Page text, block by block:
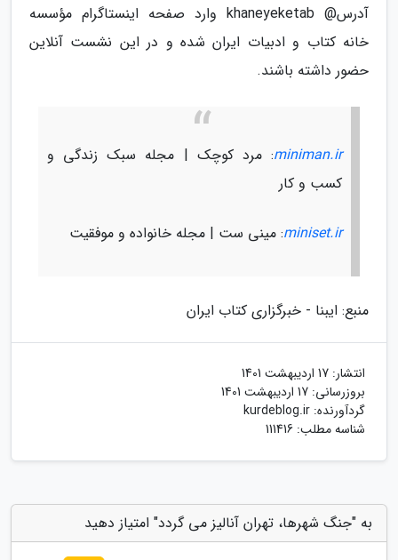
آدرس@ khaneyeketab وارد صفحه اینستاگرام مؤسسه
خانه کتاب و ادبیات ایران شده و در این نشست آنلاین
حضور داشته باشند.
miniman.ir: مرد کوچک | مجله سبک زندگی و
کسب و کار
miniset.ir: مینی ست | مجله خانواده و موفقیت
منبع: ایبنا - خبرگزاری کتاب ایران
انتشار: 17 اردیبهشت 1401
بروزرسانی: 17 اردیبهشت 1401
گردآورنده: kurdeblog.ir
شناسه مطلب: 111416
به "جنگ شهرها، تهران آنالیز می گردد" امتیاز دهید